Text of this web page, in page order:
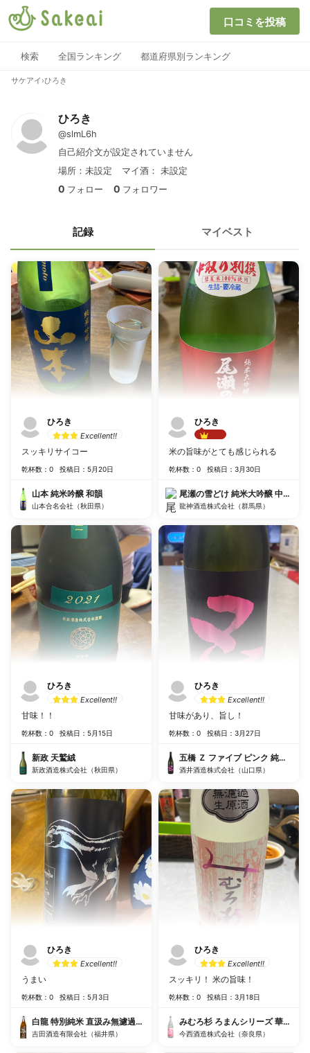
口コミを投稿
検索 全国ランキング 都道府県別ランキング
サケアイ ›ひろき
ひろき
@slmL6h
自己紹介文が設定されていません
場所：未設定
マイ酒： 未設定
0 フォロー 0 フォロワー
記録 マイベスト
ひろき
Excellent!!
スッキリサイコー
乾杯数：0 投稿日：5月20日
山本 純米吟醸 和韻
山本合名会社（秋田県）
ひろき
Excellent!!
甘味！！
乾杯数：0 投稿日：5月15日
新政 天鷲絨
新政酒造株式会社（秋田県）
ひろき
Excellent!!
うまい
乾杯数：0 投稿日：5月3日
白龍 特別純米 直汲み無濾過生原酒
吉田酒造有限会社（福井県）
ひろき
米の旨味がとても感じられる
乾杯数：0 投稿日：3月30日
尾瀬の雪どけ 純米大吟醸 中取り
龍神酒造株式会社（群馬県）
ひろき
Excellent!!
甘味があり、旨し！
乾杯数：0 投稿日：3月27日
五橋 Ｚ ファイブ ピンク 純米大吟
酒井酒造株式会社（山口県）
ひろき
Excellent!!
スッキリ！ 米の旨味！
乾杯数：0 投稿日：3月18日
みむろ杉 ろまんシリーズ 華きゅ
今西酒造株式会社（奈良県）